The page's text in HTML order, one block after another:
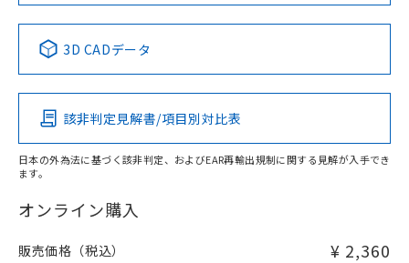
Pb Hg Cd Cr(VI)
O
在庫等で未対応品が混在する可能性があります。
問い合わせください。
No No No No
この製品の規格認証/適合状況ページへ
その他の認証はこちらのページからご検索ください
3D CADデータ
該非判定見解書/項目別対比表
日本の外為法に基づく該非判定、およびEAR再輸出規制に関する見解が入手でき
ます。
オンライン購入
販売価格（税込） ¥ 2,360